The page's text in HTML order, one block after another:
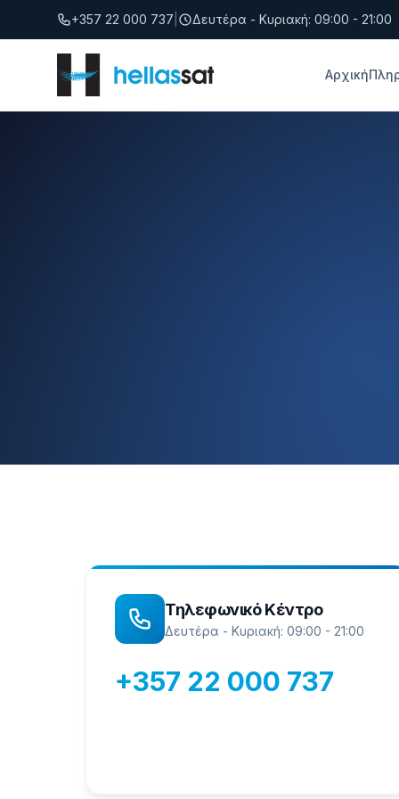
Μετάβαση στο περιεχόμενο
+357 22 000 737 Δευτέρα - Κυριακή: 09:00 - 21:00
Αρχική
Τηλεφωνικό Κέντρο
Δευτέρα - Κυριακή: 09:00 - 21:00
+357 22 000 737